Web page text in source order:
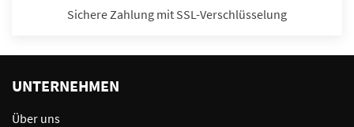
Sichere Zahlung mit SSL-Verschlüsselung
UNTERNEHMEN
Über uns